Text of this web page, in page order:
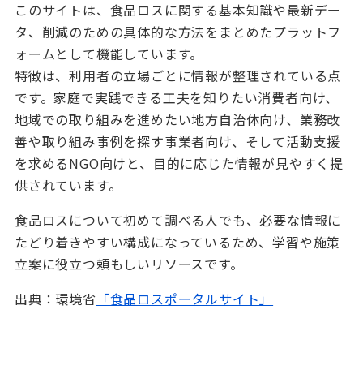
このサイトは、食品ロスに関する基本知識や最新デー
タ、削減のための具体的な方法をまとめたプラットフ
ォームとして機能しています。
特徴は、利用者の立場ごとに情報が整理されている点
です。家庭で実践できる工夫を知りたい消費者向け、
地域での取り組みを進めたい地方自治体向け、業務改
善や取り組み事例を探す事業者向け、そして活動支援
を求めるNGO向けと、目的に応じた情報が見やすく提
供されています。
食品ロスについて初めて調べる人でも、必要な情報に
たどり着きやすい構成になっているため、学習や施策
立案に役立つ頼もしいリソースです。
出典：環境省 「食品ロスポータルサイト」